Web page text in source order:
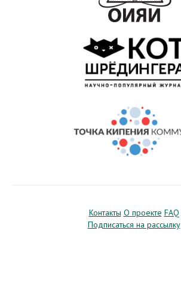
Контакты О проекте FAQ
Подписаться на рассылку